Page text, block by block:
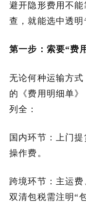
避开隐形费用不
查，就能选中透明
第一步：索要“费
无论何种运输方
的《费用明细单
列全：
国内环节：上门
操作费。
跨境环节：主运
双清包税需注明“